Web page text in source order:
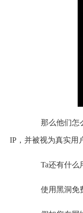
那么他们怎么
IP，并被视为真实用
Ta还有什么
使用黑洞免费